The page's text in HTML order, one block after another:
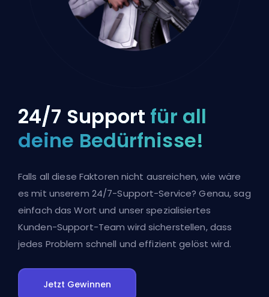
24/7 Support für all
deine Bedürfnisse!
Falls all diese Faktoren nicht ausreichen, wie wäre
es mit unserem 24/7-Support-Service? Genau, sag
einfach das Wort und unser spezialisiertes
Kunden-Support-Team wird sicherstellen, dass
jedes Problem schnell und effizient gelöst wird.
Jetzt Gewinnen